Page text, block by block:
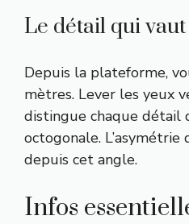
Le détail qui
Depuis la plateforme,
mètres. Lever les yeux
distingue chaque détail
octogonale.
depuis cet angle.
Infos